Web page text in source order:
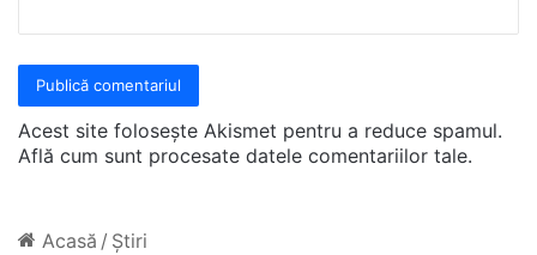
Acest site folosește Akismet pentru a reduce spamul.
Află cum sunt procesate datele comentariilor tale.